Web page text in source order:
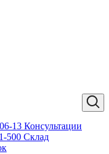
13 Консультации
500 Склад